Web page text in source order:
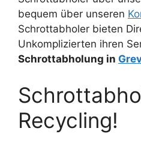
bequem über unseren
Schrottabholer bieten
Unkomplizierten ihren
Schrottabholung in
Recycling!